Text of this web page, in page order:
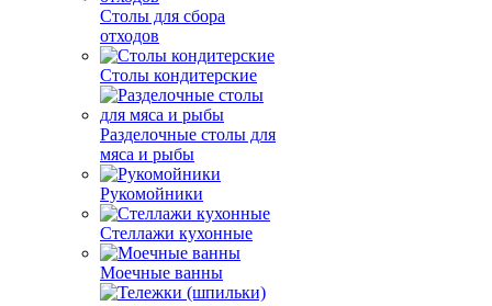
Столы для сбора
отходов
Столы кондитерские
Разделочные столы для
мяса и рыбы
Рукомойники
Стеллажи кухонные
Моечные ванны